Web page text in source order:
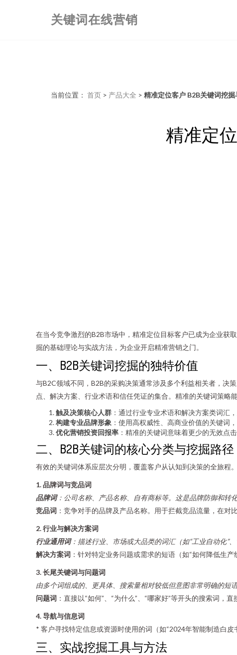
关键词在线营销
当前位置： 首页 > 产品大全 > 精准定位客户 B2B关键词挖掘
精准定
在当今竞争激烈的B2B市场中，精准定位目标客户已成为企业获
掘的基础理论与实战方法，为企业开启精准营销之门。
一、B2B关键词挖掘的独特价值
与B2C领域不同，B2B的采购决策通常涉及多个利益相关者，决
点、解决方案、行业术语和信任凭证的集合。精准的关键词策略
触及决策核心人群 ：通过行业专业术语和解决方案类词汇
构建专业品牌形象 ：使用高权威性、高商业价值的关键词
优化营销投资回报率 ：精准的关键词意味着更少的无效点
二、B2B关键词的核心分类与挖掘路径
有效的关键词体系应层次分明，覆盖客户从认知到决策的全旅程
1. 品牌词与竞品词
品牌词：公司名称、产品名称、自有商标等。这是品牌防御和转
竞品词 ：竞争对手的品牌及产品名称。用于拦截竞品流量，在对
2. 行业与解决方案词
行业通用词：描述行业、市场或大品类的词汇（如“工业自动化”
解决方案词 ：针对特定业务问题或需求的短语（如“如何降低生
3. 长尾关键词与问题词
由多个词组成的、更具体、搜索量相对较低但意图非常明确的短
问题词 ：直接以“如何”、“为什么”、“哪家好”等开头的搜索词，
4. 导航与信息词
* 客户寻找特定信息或资源时使用的词（如“2024年智能制造白皮
三、实战挖掘工具与方法